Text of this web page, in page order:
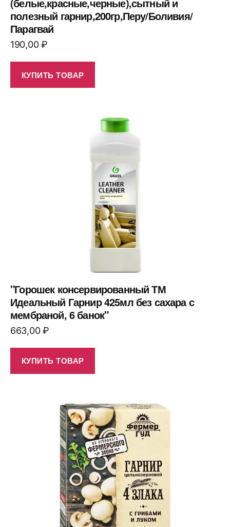
полезный гарнир,200гр,Перу/Боливия/
Парагвай
190,00₽
КУПИТЬ ТОВАР
"Горошек консервированный ТМ
Идеальный Гарнир 425мл без сахара с
мембраной, 6 банок"
663,00₽
КУПИТЬ ТОВАР